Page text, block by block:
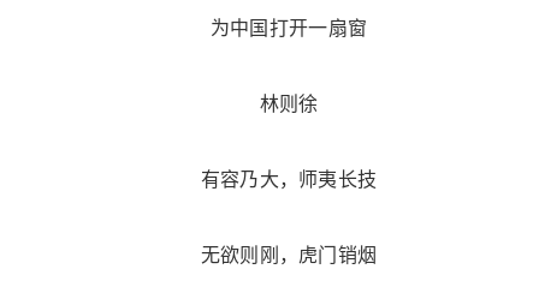
为中国打开一扇窗
林则徐
有容乃大，师夷长技
无欲则刚，虎门销烟